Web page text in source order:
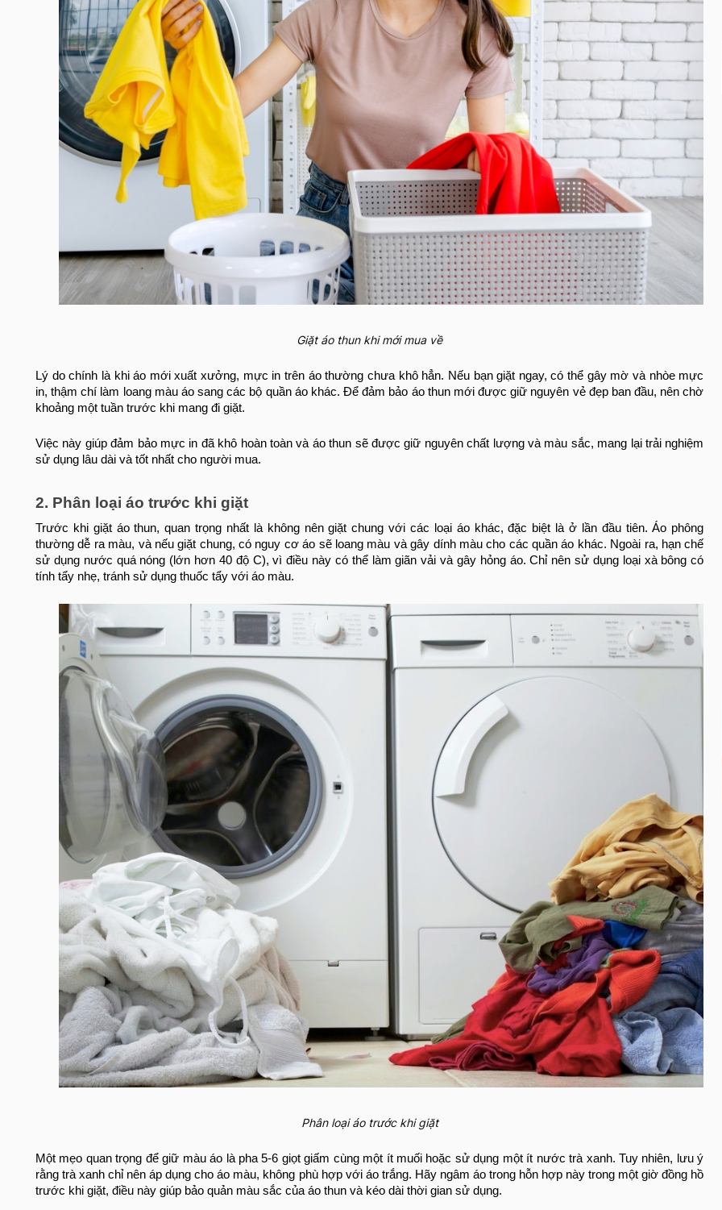
Giặt áo thun khi mới mua về
Lý do chính là khi áo mới xuất xưởng, mực in trên áo thường chưa khô hẳn. Nếu bạn giặt ngay, có thể gây mờ và nhòe mực
in, thậm chí làm loang màu áo sang các bộ quần áo khác. Để đảm bảo áo thun mới được giữ nguyên vẻ đẹp ban đầu, nên chờ
khoảng một tuần trước khi mang đi giặt.
Việc này giúp đảm bảo mực in đã khô hoàn toàn và áo thun sẽ được giữ nguyên chất lượng và màu sắc, mang lại trải nghiệm
sử dụng lâu dài và tốt nhất cho người mua.
2. Phân loại áo trước khi giặt
Trước khi giặt áo thun, quan trọng nhất là không nên giặt chung với các loại áo khác, đặc biệt là ở lần đầu tiên. Áo phông
thường dễ ra màu, và nếu giặt chung, có nguy cơ áo sẽ loang màu và gây dính màu cho các quần áo khác. Ngoài ra, hạn chế
sử dụng nước quá nóng (lớn hơn 40 độ C), vì điều này có thể làm giãn vải và gây hỏng áo. Chỉ nên sử dụng loại xà bông có
tính tẩy nhẹ, tránh sử dụng thuốc tẩy với áo màu.
Phân loại áo trước khi giặt
Một mẹo quan trọng để giữ màu áo là pha 5-6 giọt giấm cùng một ít muối hoặc sử dụng một ít nước trà xanh. Tuy nhiên, lưu ý
rằng trà xanh chỉ nên áp dụng cho áo màu, không phù hợp với áo trắng. Hãy ngâm áo trong hỗn hợp này trong một giờ đồng hồ
trước khi giặt, điều này giúp bảo quản màu sắc của áo thun và kéo dài thời gian sử dụng.